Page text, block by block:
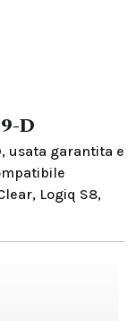
D
usata garantita e
Logiq S8,